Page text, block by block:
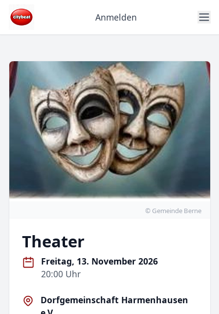
Anmelden
© Gemeinde Berne
Theater
Freitag, 13. November 2026
20:00 Uhr
Dorfgemeinschaft Harmenhausen